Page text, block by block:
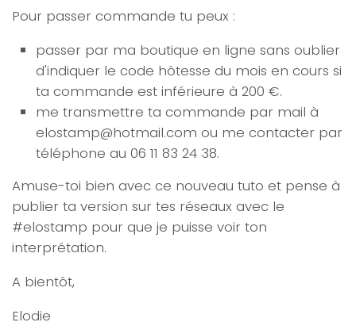
Pour passer commande tu peux :
passer par ma boutique en ligne sans oublier
d'indiquer le code hôtesse du mois en cours si
ta commande est inférieure à 200 €.
me transmettre ta commande par mail à
elostamp@hotmail.com ou me contacter par
téléphone au 06 11 83 24 38.
Amuse-toi bien avec ce nouveau tuto et pense à
publier ta version sur tes réseaux avec le
#elostamp pour que je puisse voir ton
interprétation.
A bientôt,
Elodie